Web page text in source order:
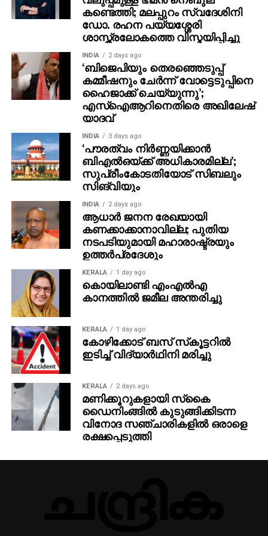
സിം ഉപയോക്തൃ അക്കൗണ്ടുകള്‍ സുരക്ഷാ ഭീഷണി
സൃഷ്ടിക്കുന്നുവെന്ന് കേന്ദ്ര ടെലികമ്യൂണിക്കേഷന്‍
മന്ത്രാലയം വിലയിരുത്തുന്നു.
പലരും സിം വാങ്ങി അക്കൗണ്ട് ആരംഭിച്ച് പിന്നീട് സിം
ഉപേക്ഷിക്കുന്ന രീതി അന്വേഷണ ഏജന്‍സികള്‍ക്കും
നിരീക്ഷണത്തിനും തടസം സൃഷ്ടിക്കുന്നതായാണ്
കണ്ടെത്തല്‍.
യു.പി.ഐ., ബാങ്കിങ് ആപ്പുകള്‍ തുടങ്ങി ഡിജിറ്റല്‍
പേയ്‌മെന്റുകളില്‍ ഇതിനോടുസമാനമായ
കര്‍ശനസുരക്ഷാ സംവിധാനം നിലവിലുണ്ട്. സേബി
മുന്‍പ് നിര്‍ദേശിച്ചതുപോലെ സിം ബന്ധിപ്പിക്കല്‍,
ഫേഷ്യല്‍ റെക്കഗ്‌നിഷന്‍ തുടങ്ങി കൂടുതല്‍ സുരക്ഷാ
നടപടികളിലേക്ക് രാജ്യത്ത് നീങ്ങുന്നുവെന്നതിനും
പുതിയ മാര്‍ഗനിര്‍ദേശം സൂചനയാകുന്നു.
കണ്ടെത്തി; മലപ്പുറം സ്വദേശിനി
ഡോ. രഹന പയ്യശ്ശേരി
ശാസ്ത്രലോകത്തെ വിസ്മയിപ്പിച്ചു
INDIA 2 days ago
‘ബിജെപിയും തെരഞ്ഞെടുപ്പ്
കമ്മീഷനും ചേർന്ന് വോട്ടെടുപ്പിനെ
ഹൈജാക്ക് ചെയ്യുന്നു’;
എസ്ഐആറിനെതിരെ അഖിലേഷ്
യാദവ്
INDIA 3 days ago
‘പൗരത്വം നിര്‍ണ്ണയിക്കാന്‍
ബിഎല്‍ഒയ്ക്ക് അധികാരമില്ല’;
സുപ്രീംകോടതിയോട് സിബലും
സിങ്‌വിയും
INDIA 2 days ago
ആധാർ ജനന രേഖയായി
കണക്കാക്കാനാവില്ല; പുതിയ
നടപടിയുമായി മഹാരാഷ്ട്രയും
ഉത്തർപ്രദേശും
KERALA 1 day ago
കൊയിലാണ്ടി എംഎല്‍എ
കാനത്തില്‍ ജമീല അന്തരിച്ചു
KERALA 1 day ago
കോഴിക്കോട് ബസ് സ്‌കൂട്ടറില്‍
ഇടിച്ച് വിദ്യാര്‍ഥിനി മരിച്ചു
KERALA 2 days ago
മണിക്കൂറുകളായി സ്‌കൈ
ഡൈനിംങ്ങില്‍ കുടുങ്ങിക്കിടന്ന
വിനോദ സഞ്ചാരികളില്‍ ഒരാളെ
രക്ഷപ്പെടുത്തി